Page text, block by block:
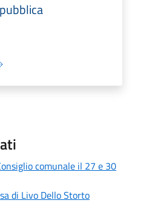
comunale il 27 e 30
di Livo Dello Storto